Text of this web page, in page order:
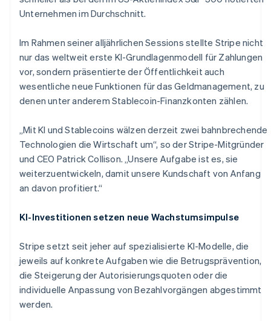
Unternehmen im Durchschnitt.
Im Rahmen seiner alljährlichen Sessions stellte Stripe nicht
nur das weltweit erste KI-Grundlagenmodell für Zahlungen
vor, sondern präsentierte der Öffentlichkeit auch
wesentliche neue Funktionen für das Geldmanagement, zu
denen unter anderem Stablecoin-Finanzkonten zählen.
„Mit KI und Stablecoins wälzen derzeit zwei bahnbrechende
Technologien die Wirtschaft um“, so der Stripe-Mitgründer
und CEO Patrick Collison. „Unsere Aufgabe ist es, sie
weiterzuentwickeln, damit unsere Kundschaft von Anfang
an davon profitiert.“
KI-Investitionen setzen neue Wachstumsimpulse
Stripe setzt seit jeher auf spezialisierte KI-Modelle, die
jeweils auf konkrete Aufgaben wie die Betrugsprävention,
die Steigerung der Autorisierungsquoten oder die
individuelle Anpassung von Bezahlvorgängen abgestimmt
werden.